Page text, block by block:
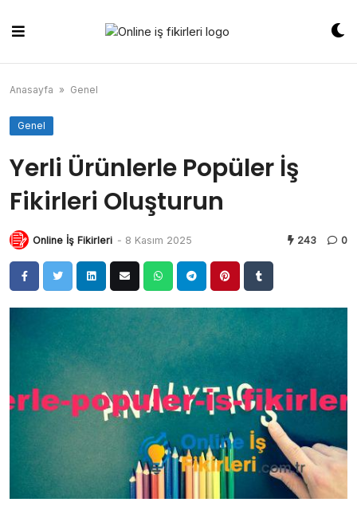
content
Anasayfa » Genel
Genel
Yerli Ürünlerle Popüler İş
Fikirleri Oluşturun
Online İş Fikirleri - 8 Kasım 2025 243 0